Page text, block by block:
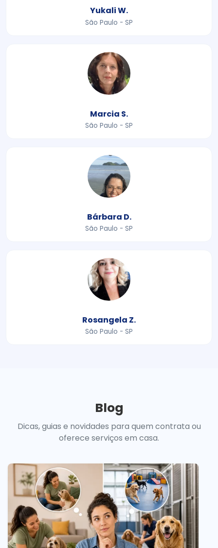
Yukali W.
São Paulo - SP
Marcia S.
São Paulo - SP
Bárbara D.
São Paulo - SP
Rosangela Z.
São Paulo - SP
Blog
Dicas, guias e novidades para quem contrata ou
oferece serviços em casa.